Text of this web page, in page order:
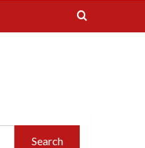
Search